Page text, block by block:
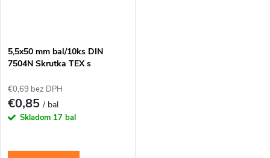
5,5x50 mm bal/10ks DIN
7504N Skrutka TEX s
€0,69 bez DPH
€0,85/ bal
Skladom 17 bal